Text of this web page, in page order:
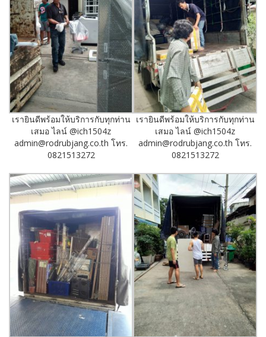
เรายินดีพร้อมให้บริการกับทุกท่าน
เสมอ ไลน์ @ich1504z
admin@rodrubjang.co.th โทร.
0821513272
เรายินดีพร้อมให้บริการกับทุกท่าน
เสมอ ไลน์ @ich1504z
admin@rodrubjang.co.th โทร.
0821513272